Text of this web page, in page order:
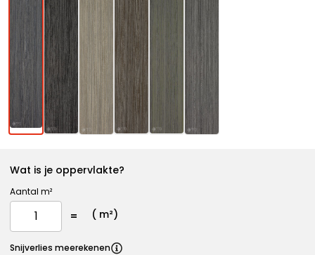
Wat is je oppervlakte?
Aantal m²
( m²)
Snijverlies meerekenen